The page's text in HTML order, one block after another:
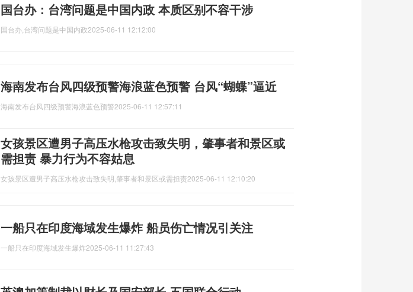
国台办：台湾问题是中国内政 本质区别不容干涉
国台办,台湾问题是中国内政2025-06-11 12:12:00
海南发布台风四级预警海浪蓝色预警 台风“蝴蝶”逼近
海南发布台风四级预警海浪蓝色预警2025-06-11 12:57:11
女孩景区遭男子高压水枪攻击致失明，肇事者和景区或
需担责 暴力行为不容姑息
女孩景区遭男子高压水枪攻击致失明,肇事者和景区或需担责2025-06-11 12:10:20
一船只在印度海域发生爆炸 船员伤亡情况引关注
一船只在印度海域发生爆炸2025-06-11 11:27:43